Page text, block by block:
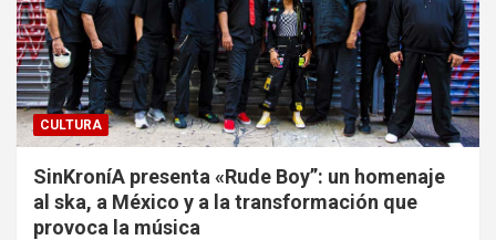
CULTURA
SinKroníA presenta «Rude Boy”: un homenaje
al ska, a México y a la transformación que
provoca la música